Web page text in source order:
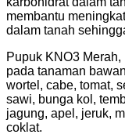
membantu
dalam tanah
Pupuk KNO3
pada tanaman
wortel, cabe, tomat,
sawi, bunga kol,
jagung, apel, jeruk,
coklat.